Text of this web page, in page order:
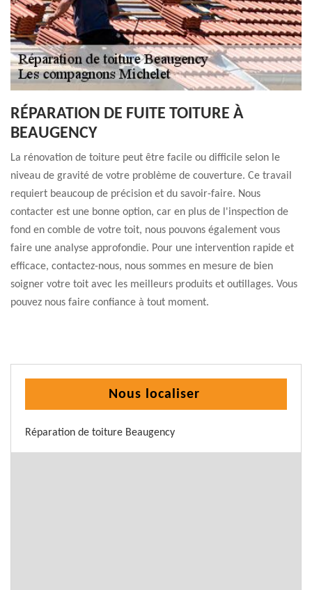
RÉPARATION DE FUITE TOITURE À
BEAUGENCY
La rénovation de toiture peut être facile ou difficile selon le
niveau de gravité de votre problème de couverture. Ce travail
requiert beaucoup de précision et du savoir-faire. Nous
contacter est une bonne option, car en plus de l'inspection de
fond en comble de votre toit, nous pouvons également vous
faire une analyse approfondie. Pour une intervention rapide et
efficace, contactez-nous, nous sommes en mesure de bien
soigner votre toit avec les meilleurs produits et outillages. Vous
pouvez nous faire confiance à tout moment.
Nous localiser
Réparation de toiture Beaugency